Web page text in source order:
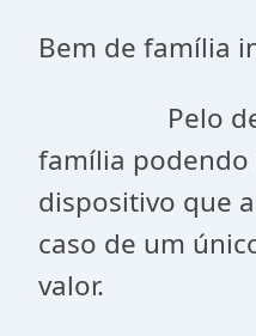
Bem de família
Pelo descrito
família podendo
dispositivo que
caso de um
valor.